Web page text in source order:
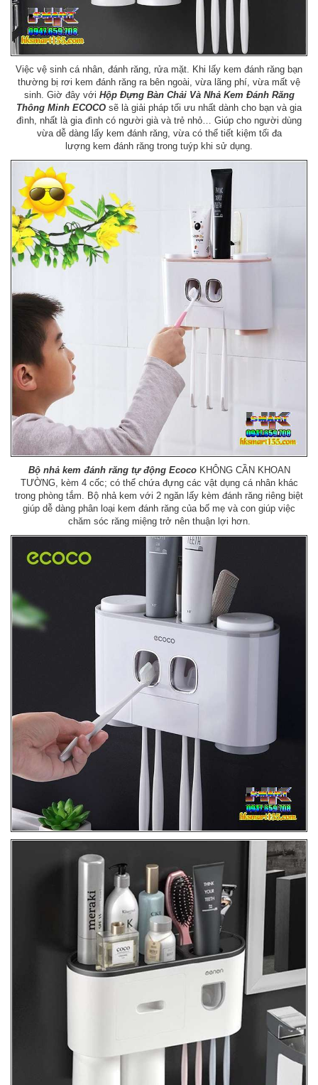
Việc vệ sinh cá nhân, đánh răng, rửa mặt. Khi lấy kem đánh răng bạn
thường bị rơi kem đánh răng ra bên ngoài, vừa lãng phí, vừa mất vệ
sinh. Giờ đây với Hộp Đựng Bàn Chải Và Nhả Kem Đánh Răng
Thông Minh ECOCO sẽ là giải pháp tối ưu nhất dành cho bạn và gia
đình, nhất là gia đình có người già và trẻ nhỏ… Giúp cho người dùng
vừa dễ dàng lấy kem đánh răng, vừa có thể tiết kiệm tối đa
lượng kem đánh răng trong tuýp khi sử dụng.
Bộ nhả kem đánh răng tự động EcocoKHÔNG CẦN KHOAN
TƯỜNG, kèm 4 cốc; có thể chứa đựng các vật dụng cá nhân khác
trong phòng tắm. Bộ nhả kem với 2 ngăn lấy kèm đánh răng riêng biệt
giúp dễ dàng phân loại kem đánh răng của bố mẹ và con giúp việc
chăm sóc răng miệng trở nên thuận lợi hơn.